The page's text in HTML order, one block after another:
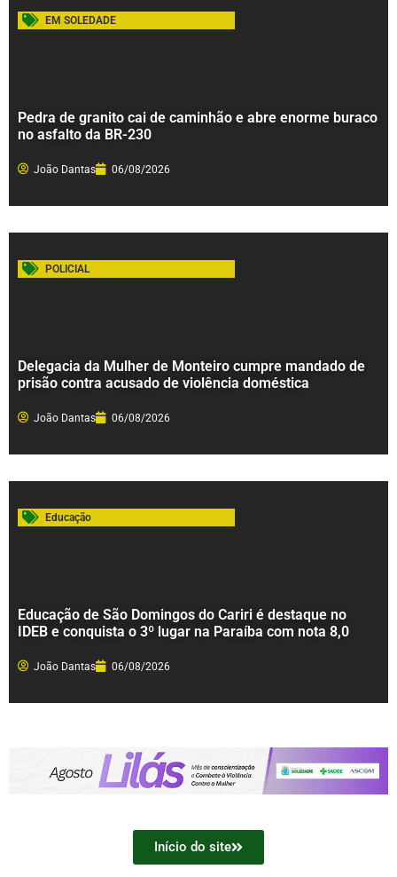
EM SOLEDADE
Pedra de granito cai de caminhão e abre enorme buraco
no asfalto da BR-230
João Dantas 06/08/2026
POLICIAL
Delegacia da Mulher de Monteiro cumpre mandado de
prisão contra acusado de violência doméstica
João Dantas 06/08/2026
Educação
Educação de São Domingos do Cariri é destaque no
IDEB e conquista o 3º lugar na Paraíba com nota 8,0
João Dantas 06/08/2026
Início do site